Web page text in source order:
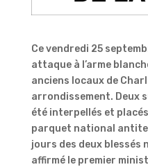
Ce vendredi 25
attaque à l’arme
anciens locaux de
arrondissement. Deux
été interpellés et
parquet national
jours des deux blessés
affirmé le premier